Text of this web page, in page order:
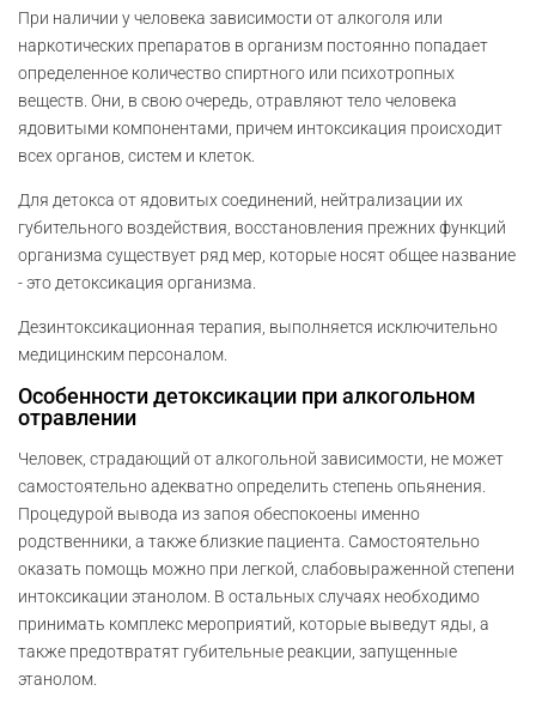
При наличии у человека зависимости от алкоголя или
наркотических препаратов в организм постоянно попадает
определенное количество спиртного или психотропных
веществ. Они, в свою очередь, отравляют тело человека
ядовитыми компонентами, причем интоксикация происходит
всех органов, систем и клеток.
Для детокса от ядовитых соединений, нейтрализации их
губительного воздействия, восстановления прежних функций
организма существует ряд мер, которые носят общее название
- это детоксикация организма.
Дезинтоксикационная терапия, выполняется исключительно
медицинским персоналом.
Особенности детоксикации при алкогольном
отравлении
Человек, страдающий от алкогольной зависимости, не может
самостоятельно адекватно определить степень опьянения.
Процедурой вывода из запоя обеспокоены именно
родственники, а также близкие пациента. Самостоятельно
оказать помощь можно при легкой, слабовыраженной степени
интоксикации этанолом. В остальных случаях необходимо
принимать комплекс мероприятий, которые выведут яды, а
также предотвратят губительные реакции, запущенные
этанолом.